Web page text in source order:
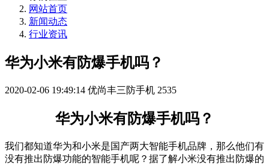
网站首页
新闻动态
行业资讯
华为小米有防爆手机吗？
2020-02-06 19:49:14 优尚丰三防手机 2535
华为小米有防爆手机吗？
我们都知道华为和小米是国产两大智能手机品牌，那么他们有
没有推出防爆功能的智能手机呢？据了解小米没有推出防爆的